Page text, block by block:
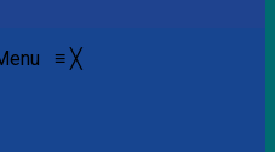
≡ ╳